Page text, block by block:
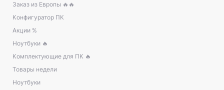
Заказ из Европы 🔥🔥
Конфигуратор ПК
Акции %
Ноутбуки 🔥
Комплектующие для ПК 🔥
Товары недели
Ноутбуки